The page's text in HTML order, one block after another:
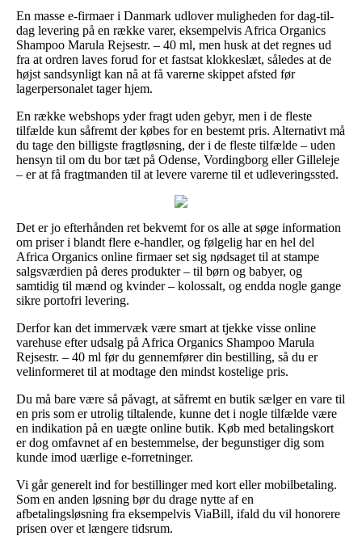
En masse e-firmaer i Danmark udlover muligheden for dag-til-
dag levering på en række varer, eksempelvis Africa Organics
Shampoo Marula Rejsestr. – 40 ml, men husk at det regnes ud
fra at ordren laves forud for et fastsat klokkeslæt, således at de
højst sandsynligt kan nå at få varerne skippet afsted før
lagerpersonalet tager hjem.
En række webshops yder fragt uden gebyr, men i de fleste
tilfælde kun såfremt der købes for en bestemt pris. Alternativt må
du tage den billigste fragtløsning, der i de fleste tilfælde – uden
hensyn til om du bor tæt på Odense, Vordingborg eller Gilleleje
– er at få fragtmanden til at levere varerne til et udleveringssted.
Det er jo efterhånden ret bekvemt for os alle at søge information
om priser i blandt flere e-handler, og følgelig har en hel del
Africa Organics online firmaer set sig nødsaget til at stampe
salgsværdien på deres produkter – til børn og babyer, og
samtidig til mænd og kvinder – kolossalt, og endda nogle gange
sikre portofri levering.
Derfor kan det immervæk være smart at tjekke visse online
varehuse efter udsalg på Africa Organics Shampoo Marula
Rejsestr. – 40 ml før du gennemfører din bestilling, så du er
velinformeret til at modtage den mindst kostelige pris.
Du må bare være så påvagt, at såfremt en butik sælger en vare til
en pris som er utrolig tiltalende, kunne det i nogle tilfælde være
en indikation på en uægte online butik. Køb med betalingskort
er dog omfavnet af en bestemmelse, der begunstiger dig som
kunde imod uærlige e-forretninger.
Vi går generelt ind for bestillinger med kort eller mobilbetaling.
Som en anden løsning bør du drage nytte af en
afbetalingsløsning fra eksempelvis ViaBill, ifald du vil honorere
prisen over et længere tidsrum.